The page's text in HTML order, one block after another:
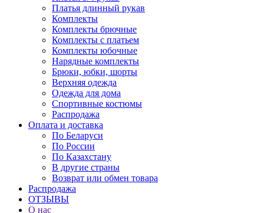
Платья длинный рукав
Комплекты
Комплекты брючные
Комплекты с платьем
Комплекты юбочные
Нарядные комплекты
Брюки, юбки, шорты
Верхняя одежда
Одежда для дома
Спортивные костюмы
Распродажа
Оплата и доставка
По Беларуси
По России
По Казахстану
В другие страны
Возврат или обмен товара
Распродажа
ОТЗЫВЫ
О нас